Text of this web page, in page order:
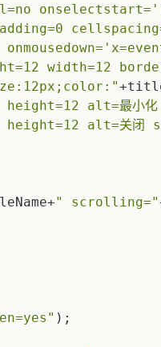
width=12
alt=最小
height=12 alt=关闭
" scrolling="
);